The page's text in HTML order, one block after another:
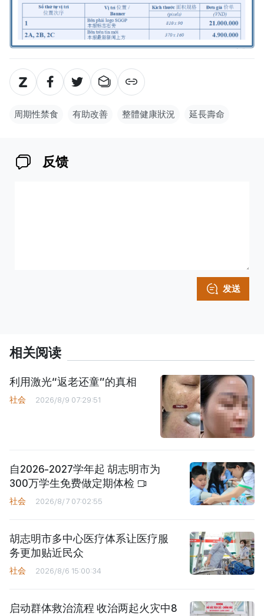
周期性禁食 有助改善 整體健康狀況 延長壽命
反馈
发送
相关阅读
利用激光“返老还童”的真相
社会 2026/8/9 07:29:51
自2026-2027学年起 胡志明市为
300万学生免费做定期体检
社会 2026/8/7 07:02:55
胡志明市多中心医疗体系让医疗服
务更加贴近民众
社会 2026/8/6 15:00:34
启动群体救治流程 收治两起火灾中8